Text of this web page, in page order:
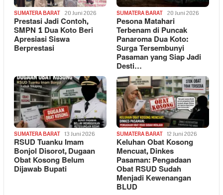
SUMATERA BARAT 20 Juni 2026
Prestasi Jadi Contoh,
SMPN 1 Dua Koto Beri
Apresiasi Siswa
Berprestasi
SUMATERA BARAT 20 Juni 2026
Pesona Matahari
Terbenam di Puncak
Panaroma Dua Koto:
Surga Tersembunyi
Pasaman yang Siap Jadi
Desti…
SUMATERA BARAT 13 Juni 2026
RSUD Tuanku Imam
Bonjol Disorot, Dugaan
Obat Kosong Belum
Dijawab Bupati
SUMATERA BARAT 12 Juni 2026
Keluhan Obat Kosong
Mencuat, Dinkes
Pasaman: Pengadaan
Obat RSUD Sudah
Menjadi Kewenangan
BLUD